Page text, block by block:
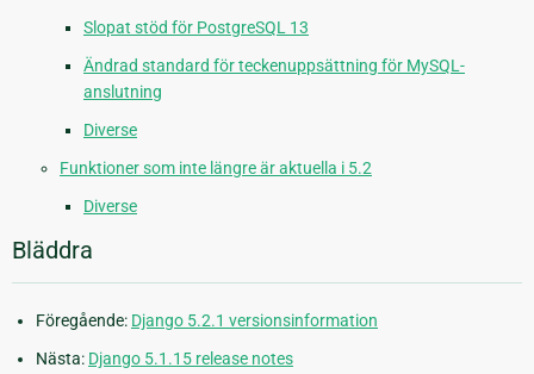
Slopat stöd för PostgreSQL 13
Ändrad standard för teckenuppsättning för MySQL-
anslutning
Diverse
Funktioner som inte längre är aktuella i 5.2
Diverse
Bläddra
Föregående: Django 5.2.1 versionsinformation
Nästa: Django 5.1.15 release notes